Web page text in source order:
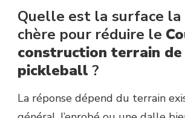
Quelle est la surface la
chère pour réduire le
construction terrain de
pickleball ?
La réponse dépend du terrain